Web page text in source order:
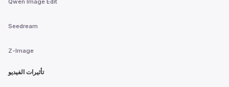
Seedream
Z-Image
تأثيرات الفيديو